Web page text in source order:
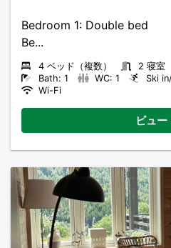
Bedroom 1: Double bed
Be...
4 ベッド（複数） 2 寝室
Bath: 1
WC: 1
Ski
Wi-Fi
ビュー